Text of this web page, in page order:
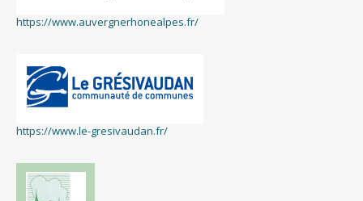
https://www.auvergnerhonealpes.fr/
https://www.le-gresivaudan.fr/